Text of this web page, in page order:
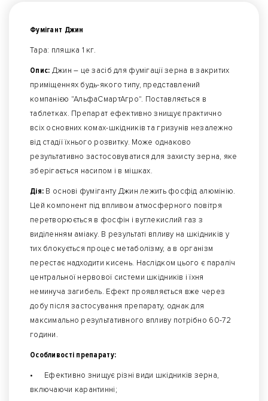
Фумігант Джин
Тара: пляшка 1 кг.
Опис: Джин – це засіб для фумігації зерна в закритих
приміщеннях будь-якого типу, представлений
компанією "АльфаСмартАгро". Поставляється в
таблетках. Препарат ефективно знищує практично
всіх основних комах-шкідників та гризунів незалежно
від стадії їхнього розвитку. Може однаково
результативно застосовуватися для захисту зерна, яке
зберігається насипом і в мішках.
Дія: В основі фуміганту Джин лежить фосфід алюмінію.
Цей компонент під впливом атмосферного повітря
перетворюється в фосфін і вуглекислий газ з
виділенням аміаку. В результаті впливу на шкідників у
тих блокується процес метаболізму, а в організм
перестає надходити кисень. Наслідком цього є параліч
центральної нервової системи шкідників і їхня
неминуча загибель. Ефект проявляється вже через
добу після застосування препарату, однак для
максимально результативного впливу потрібно 60-72
години.
Особливості препарату:
•
Ефективно знищує різні види шкідників зерна,
включаючи карантинні;